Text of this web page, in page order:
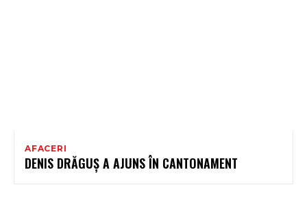
AFACERI
DENIS DRĂGUȘ A AJUNS ÎN CANTONAMENT